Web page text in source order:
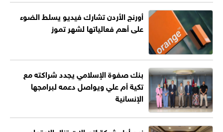
أورنج الأردن تشارك فيديو يسلط الضوء
على أهم فعالياتها لشهر تموز
بنك صفوة الإسلامي يجدد شراكته مع
تكية أم علي ويواصل دعمه لبرامجها
الإنسانية